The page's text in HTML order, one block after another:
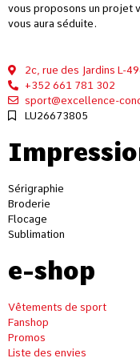
vous proposons un projet
vous aura séduite.
2c, rue des Jardins L-
+352 661 781 302
sport@excellence-
LU26673805
Sérigraphie
Broderie
Flocage
Sublimation
e-shop
Vêtements de sport
Fanshop
Promos
Liste des envies